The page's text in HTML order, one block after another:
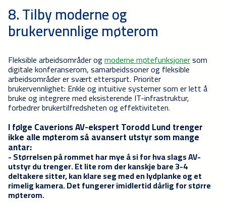
8. Tilby moderne og
brukervennlige møterom
Fleksible arbeidsområder ogmoderne møtefunksjonersom
digitale konferanserom, samarbeidssoner og fleksible
arbeidsområder er svært etterspurt. Prioriter
brukervennlighet: Enkle og intuitive systemer som er lett å
bruke og integrere med eksisterende IT-infrastruktur,
forbedrer brukertilfredsheten og effektiviteten.
I følge Caverions AV-ekspert Torodd Lund trenger
ikke alle møterom så avansert utstyr som mange
antar:
- Størrelsen på rommet har mye å si for hva slags AV-
utstyr du trenger. Et lite rom der kanskje bare 3-4
deltakere sitter, kan klare seg med en lydplanke og et
rimelig kamera. Det fungerer imidlertid dårlig for større
møterom.